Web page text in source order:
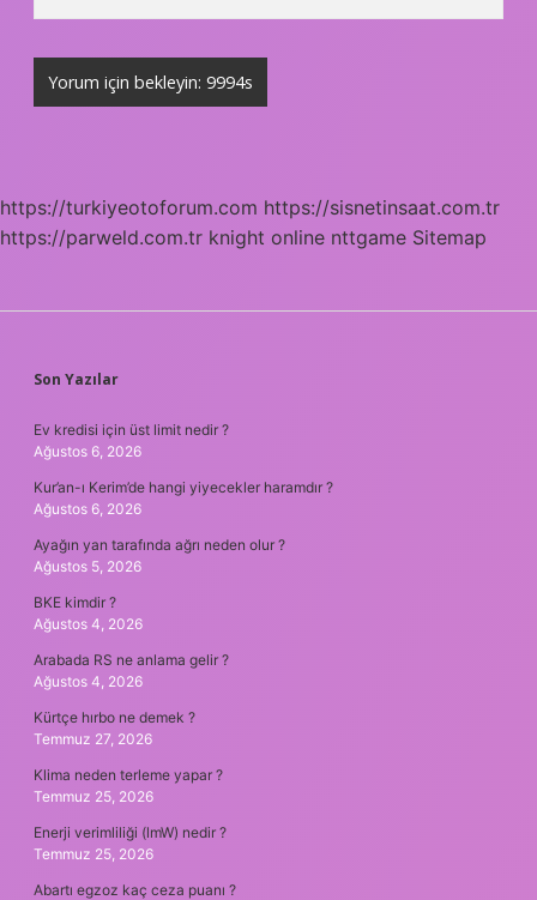
https://turkiyeotoforum.com https://sisnetinsaat.com.tr
https://parweld.com.tr knight online nttgame Sitemap
SIDEBAR
Son Yazılar
Ev kredisi için üst limit nedir ?
Ağustos 6, 2026
Kur’an-ı Kerim’de hangi yiyecekler haramdır ?
Ağustos 6, 2026
Ayağın yan tarafında ağrı neden olur ?
Ağustos 5, 2026
BKE kimdir ?
Ağustos 4, 2026
Arabada RS ne anlama gelir ?
Ağustos 4, 2026
Kürtçe hırbo ne demek ?
Temmuz 27, 2026
Klima neden terleme yapar ?
Temmuz 25, 2026
Enerji verimliliği (lmW) nedir ?
Temmuz 25, 2026
Abartı egzoz kaç ceza puanı ?